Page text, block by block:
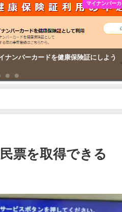
マイナンバーカ
ナンバーカードを健康保険証にしよう
票を取得できる